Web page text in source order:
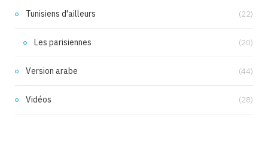
Tunisiens d'ailleurs (22)
Les parisiennes (20)
Version arabe (44)
Vidéos (28)